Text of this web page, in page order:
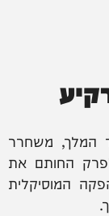
המלך, משחרר
לפרק החותם את
המוסיקלית